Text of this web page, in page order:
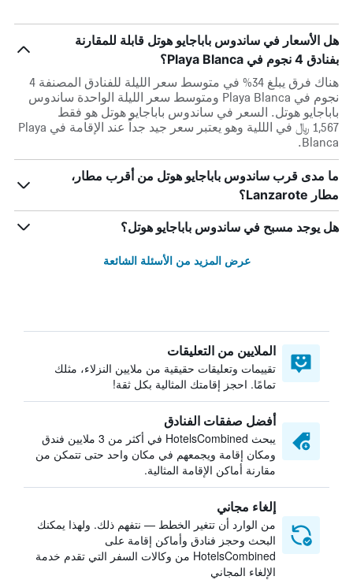
هل الأسعار في ساندوس باباجايو هوتل قابلة للمقارنة
بفنادق 4 نجوم في Playa Blanca؟
هناك فرق يبلغ 34% في متوسط ​​سعر الليلة للفنادق المصنفة 4
نجوم في Playa Blanca ومتوسط ​​سعر الليلة الواحدة ساندوس
باباجايو هوتل. السعر في ساندوس باباجايو هوتل هو فقط
1,567 ﷼ في الللية وهو يعتبر سعر جيد جداً عند الإقامة في Playa
Blanca.
ما مدى قرب ساندوس باباجايو هوتل من أقرب مطار،
مطار Lanzarote؟
هل يوجد مسبح في ساندوس باباجايو هوتل؟
عرض المزيد من الأسئلة الشائعة
الملايين من التعليقات
تقييمات وتعليقات حقيقية من ملايين النزلاء، مثلك
تمامًا. احجز إقامتك المثالية بكل ثقة!
أفضل صفقات الفنادق
يبحث HotelsCombined في أكثر من 3 ملايين فندق
ومكان إقامة ويجمعهم في مكان واحد حتى تتمكن من
مقارنة أماكن الإقامة المثالية.
إلغاء مجاني
من الوارد أن تتغير الخطط — نتفهم ذلك. ولهذا يمكنك
البحث وحجز فنادق وأماكن إقامة على
HotelsCombined من وكالات السفر التي تقدم خدمة
الإلغاء المجاني